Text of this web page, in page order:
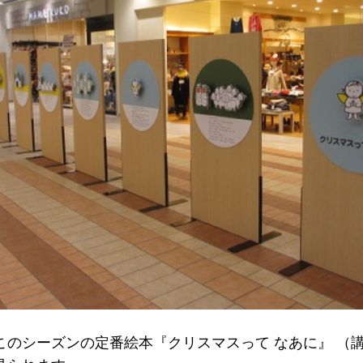
のシーズンの定番絵本『クリスマスって なあに』 （